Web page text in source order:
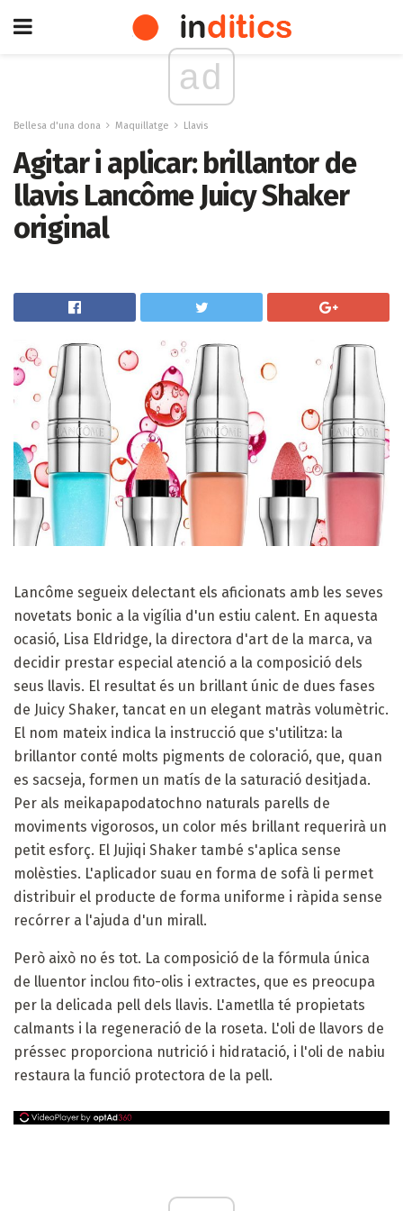
ad
Bellesa d'una dona Maquillatge Llavis
Agitar i aplicar: brillantor de
llavis Lancôme Juicy Shaker
original
Lancôme segueix delectant els aficionats amb les seves
novetats bonic a la vigília d'un estiu calent. En aquesta
ocasió, Lisa Eldridge, la directora d'art de la marca, va
decidir prestar especial atenció a la composició dels
seus llavis. El resultat és un brillant únic de dues fases
de Juicy Shaker, tancat en un elegant matràs volumètric.
El nom mateix indica la instrucció que s'utilitza: la
brillantor conté molts pigments de coloració, que, quan
es sacseja, formen un matís de la saturació desitjada.
Per als meikapapodatochno naturals parells de
moviments vigorosos, un color més brillant requerirà un
petit esforç. El Jujiqi Shaker també s'aplica sense
molèsties. L'aplicador suau en forma de sofà li permet
distribuir el producte de forma uniforme i ràpida sense
recórrer a l'ajuda d'un mirall.
Però això no és tot. La composició de la fórmula única
de lluentor inclou fito-olis i extractes, que es preocupa
per la delicada pell dels llavis. L'ametlla té propietats
calmants i la regeneració de la roseta. L'oli de llavors de
préssec proporciona nutrició i hidratació, i l'oli de nabiu
restaura la funció protectora de la pell.